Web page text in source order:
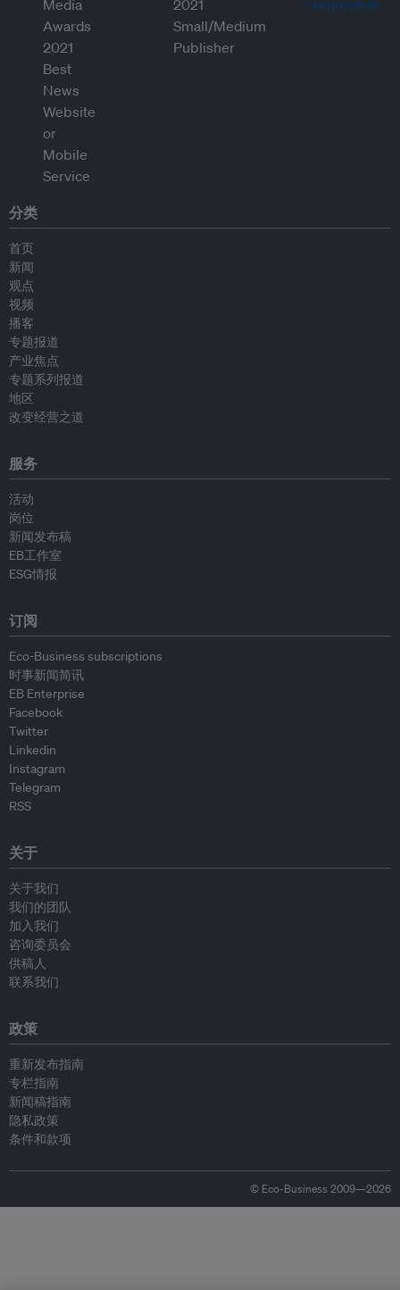
分类
首页
新闻
观点
视频
播客
专题报道
产业焦点
专题系列报道
地区
改变经营之道
服务
活动
岗位
新闻发布稿
EB工作室
ESG情报
订阅
Eco-Business subscriptions
时事新闻简讯
EB Enterprise
Facebook
Twitter
Linkedin
Instagram
Telegram
RSS
关于
关于我们
我们的团队
加入我们
咨询委员会
供稿人
联系我们
政策
重新发布指南
专栏指南
新闻稿指南
隐私政策
条件和款项
© Eco-Business 2009—2026